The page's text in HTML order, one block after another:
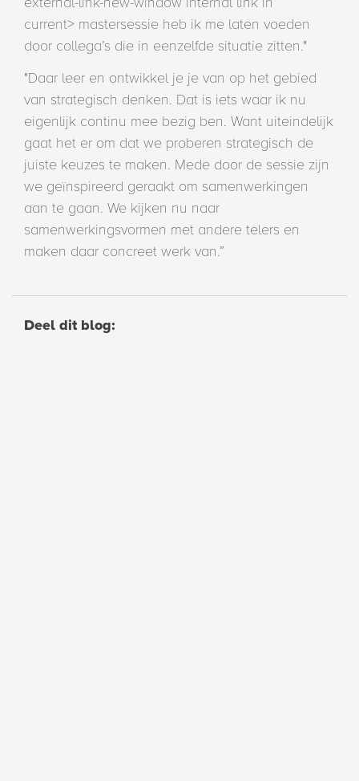
current> mastersessie heb ik me laten voeden
door collega’s die in eenzelfde situatie zitten."
"Daar leer en ontwikkel je je van op het gebied
van strategisch denken. Dat is iets waar ik nu
eigenlijk continu mee bezig ben. Want uiteindelijk
gaat het er om dat we proberen strategisch de
juiste keuzes te maken. Mede door de sessie zijn
we geïnspireerd geraakt om samenwerkingen
aan te gaan. We kijken nu naar
samenwerkingsvormen met andere telers en
maken daar concreet werk van.”
Deel dit blog: